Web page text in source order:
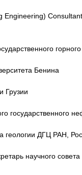
Бенина
Грузии
государственного
геологии ДГЦ РАН,
научного